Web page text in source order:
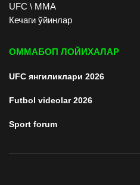
UFC \ ММА
Кечаги ўйинлар
ОММАБОП ЛОЙИХАЛАР
UFC янгиликлари 2026
Futbol videolar 2026
Sport forum